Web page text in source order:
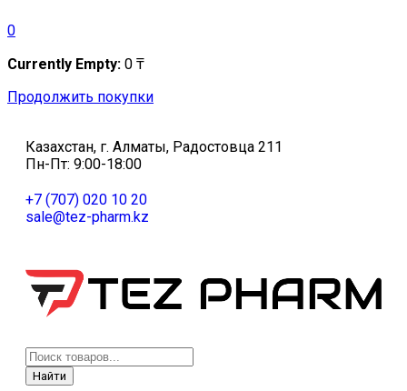
0
Currently Empty: 0 ₸
Продолжить покупки
Казахстан, г. Алматы, Радостовца 211
Пн-Пт: 9:00-18:00
+7 (707) 020 10 20
sale@tez-pharm.kz
Найти